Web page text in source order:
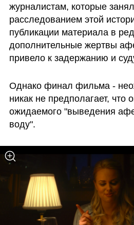
журналистам, которые
расследованием этой
публикации материала в
дополнительные жертвы
привело к задержанию и
Однако финал фильма -
никак не предполагает, что
ожидаемого "выведения
воду".